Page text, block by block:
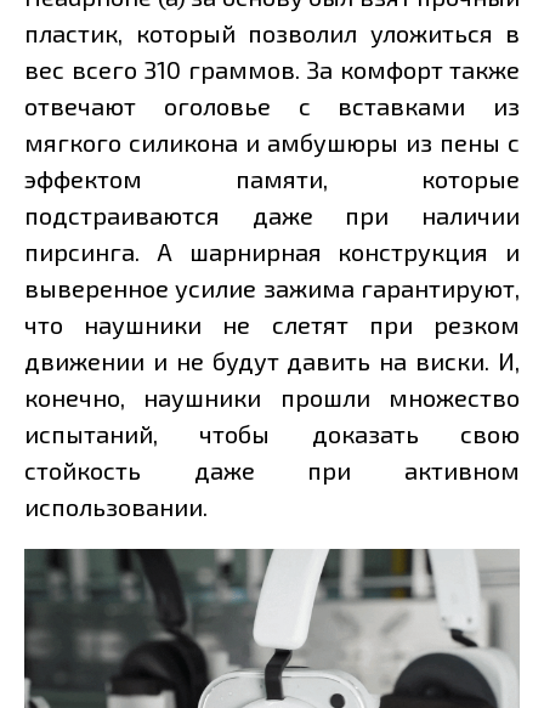
пластик, который позволил уложиться в
вес всего 310 граммов. За комфорт также
отвечают оголовье с вставками из
мягкого силикона и амбушюры из пены с
эффектом памяти, которые
подстраиваются даже при наличии
пирсинга. А шарнирная конструкция и
выверенное усилие зажима гарантируют,
что наушники не слетят при резком
движении и не будут давить на виски. И,
конечно, наушники прошли множество
испытаний, чтобы доказать свою
стойкость даже при активном
использовании.